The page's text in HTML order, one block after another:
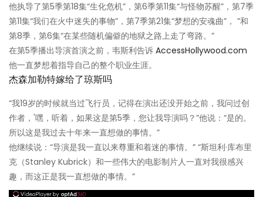
他执导了第5季第18集“生化危机”，第6季第11集“与怪物苏醒”，第7季
第11集“我们在火中迷失的事物”，第7季第21集“梦想的安魂曲”， ”和
第8季，第6集“在某些随机偏僻的地狱之路上走了弯路。”
在第5季播出导演首演之前，韦斯利告诉 AccessHollywood.com
他一直梦想着指导自己的整个职业生涯。
杰森加勒特嫁给了琼斯吗
“我19岁的时候就当过飞行员，记得在演出还没开始之前，我问过创
作者，'嘿，听着，如果这是第5季，您让我导演吗？”他说：“是的。
所以这是我过去十年来一直想做的事情。”
他继续说：“导演是我一直以来尊重和着迷的事情。” “斯坦利·库布里
克（Stanley Kubrick）和一些伟大的电影制片人一直对我很感兴
趣，而这正是我一直想做的事情。”